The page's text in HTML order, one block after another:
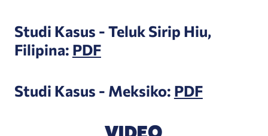
Studi Kasus - Teluk Sirip Hiu,
Filipina: PDF
Studi Kasus - Meksiko: PDF